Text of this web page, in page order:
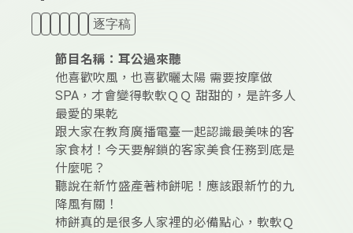
逐字稿
節目名稱：耳公過來聽
他喜歡吹風，也喜歡曬太陽 需要按摩做
SPA，才會變得軟軟ＱＱ 甜甜的，是許多人
最愛的果乾
跟大家在教育廣播電臺一起認識最美味的客
家食材！今天要解鎖的客家美食任務到底是
什麼呢？
聽說在新竹盛產著柿餅呢！應該跟新竹的九
降風有關！
柿餅真的是很多人家裡的必備點心，軟軟Ｑ